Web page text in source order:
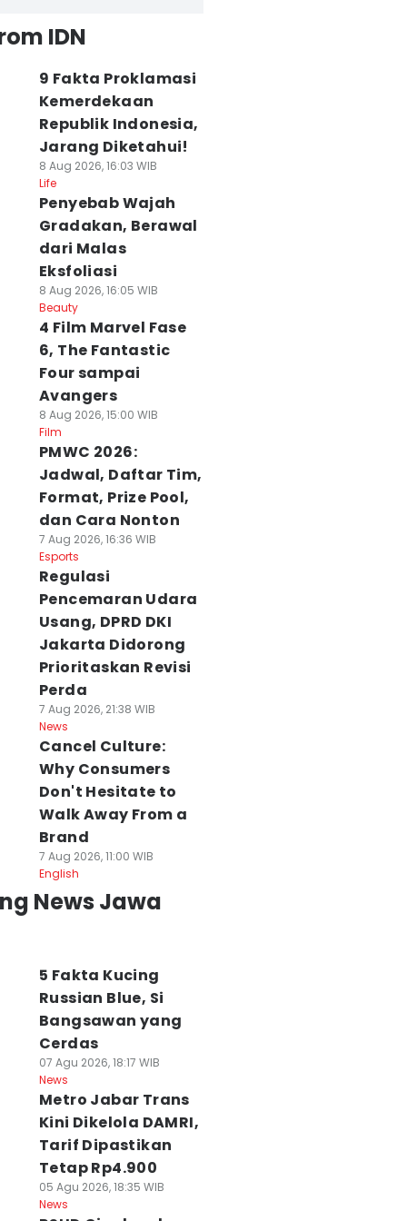
IDN
9 Fakta Proklamasi
Kemerdekaan
Republik Indonesia,
Jarang Diketahui!
8 Aug 2026, 16:03 WIB
Life
Penyebab Wajah
Gradakan, Berawal
dari Malas
Eksfoliasi
8 Aug 2026, 16:05 WIB
Beauty
4 Film Marvel Fase
6, The Fantastic
Four sampai
Avangers
8 Aug 2026, 15:00 WIB
Film
PMWC 2026:
Jadwal, Daftar Tim,
Format, Prize Pool,
dan Cara Nonton
7 Aug 2026, 16:36 WIB
Esports
Regulasi
Pencemaran Udara
Usang, DPRD DKI
Jakarta Didorong
Prioritaskan Revisi
Perda
7 Aug 2026, 21:38 WIB
News
Cancel Culture:
Why Consumers
Don't Hesitate to
Walk Away From a
Brand
7 Aug 2026, 11:00 WIB
English
News Jawa
5 Fakta Kucing
Russian Blue, Si
Bangsawan yang
Cerdas
07 Agu 2026, 18:17 WIB
News
Metro Jabar Trans
Kini Dikelola DAMRI,
Tarif Dipastikan
Tetap Rp4.900
05 Agu 2026, 18:35 WIB
News